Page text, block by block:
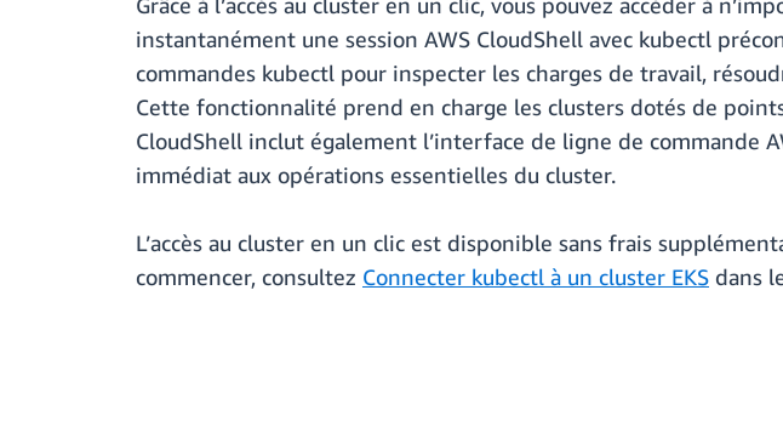
instantanément une session AWS CloudShell avec kubectl
commandes kubectl pour inspecter les charges de travail,
Cette fonctionnalité prend en charge les clusters dotés de
CloudShell inclut également l’interface de ligne de commande
immédiat aux opérations essentielles du cluster.
L’accès au cluster en un clic est disponible sans frais
commencer, consultez Connecter kubectl à un cluster EKS dans